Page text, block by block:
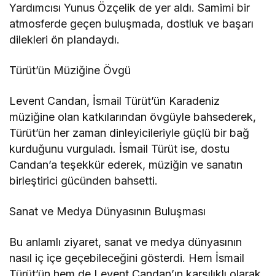
Yardımcısı Yunus Özçelik de yer aldı. Samimi bir
atmosferde geçen buluşmada, dostluk ve başarı
dilekleri ön plandaydı.
Türüt’ün Müziğine Övgü
Levent Candan, İsmail Türüt’ün Karadeniz
müziğine olan katkılarından övgüyle bahsederek,
Türüt’ün her zaman dinleyicileriyle güçlü bir bağ
kurduğunu vurguladı. İsmail Türüt ise, dostu
Candan’a teşekkür ederek, müziğin ve sanatın
birleştirici gücünden bahsetti.
Sanat ve Medya Dünyasının Buluşması
Bu anlamlı ziyaret, sanat ve medya dünyasının
nasıl iç içe geçebileceğini gösterdi. Hem İsmail